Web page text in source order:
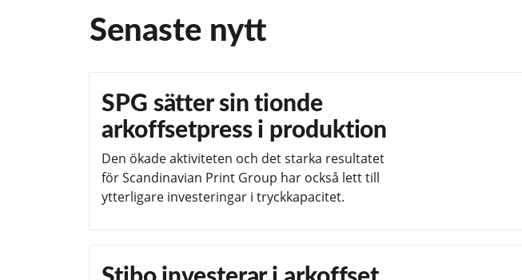
Senaste nytt
SPG sätter sin tionde
arkoffsetpress i produktion
Den ökade aktiviteten och det starka resultatet
för Scandinavian Print Group har också lett till
ytterligare investeringar i tryckkapacitet.